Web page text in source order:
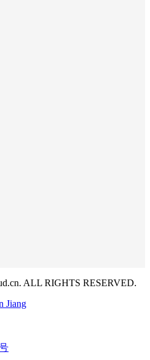
ALL RIGHTS RESERVED.
Jiang